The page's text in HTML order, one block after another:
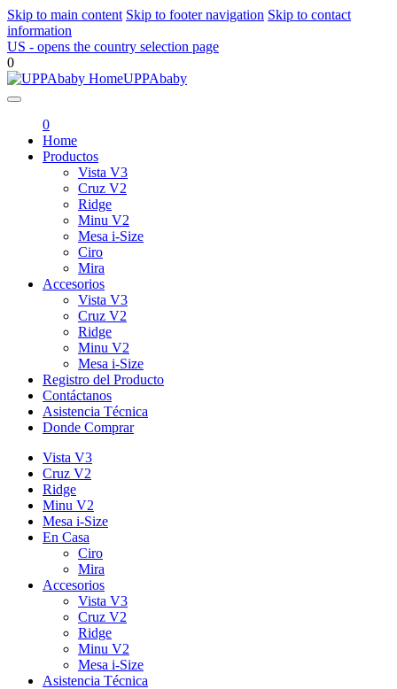
Skip to main content Skip to footer navigation Skip to contact
information
US - opens the country selection page
0
UPPAbaby
0
Home
Productos
Vista V3
Cruz V2
Ridge
Minu V2
Mesa i-Size
Ciro
Mira
Accesorios
Vista V3
Cruz V2
Ridge
Minu V2
Mesa i-Size
Registro del Producto
Contáctanos
Asistencia Técnica
Donde Comprar
Vista V3
Cruz V2
Ridge
Minu V2
Mesa i-Size
En Casa
Ciro
Mira
Accesorios
Vista V3
Cruz V2
Ridge
Minu V2
Mesa i-Size
Asistencia Técnica